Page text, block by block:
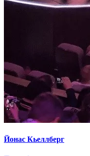
Йонас Кьеллберг